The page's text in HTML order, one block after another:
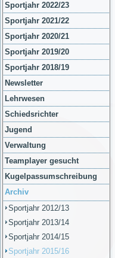
Sportjahr 2022/23
Sportjahr 2021/22
Sportjahr 2020/21
Sportjahr 2019/20
Sportjahr 2018/19
Newsletter
Lehrwesen
Schiedsrichter
Jugend
Verwaltung
Teamplayer gesucht
Kugelpassumschreibung
Archiv
Sportjahr 2012/13
Sportjahr 2013/14
Sportjahr 2014/15
Sportjahr 2015/16